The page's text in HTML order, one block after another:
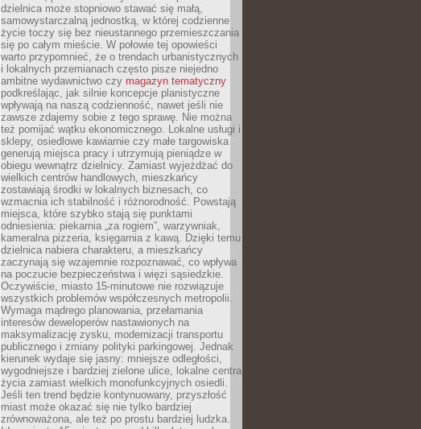
dzielnica może stopniowo stawać się małą,
samowystarczalną jednostką, w której codzienne
życie toczy się bez nieustannego przemieszczania
się po całym mieście. W połowie tej opowieści
warto przypomnieć, że o trendach urbanistycznych
i lokalnych przemianach często pisze niejedno
ambitne wydawnictwo czy magazyn tematyczny
podkreślając, jak silnie koncepcje planistyczne
wpływają na naszą codzienność, nawet jeśli nie
zawsze zdajemy sobie z tego sprawę. Nie można
też pomijać wątku ekonomicznego. Lokalne usługi i
sklepy, osiedlowe kawiarnie czy małe targowiska
generują miejsca pracy i utrzymują pieniądze w
obiegu wewnątrz dzielnicy. Zamiast wyjeżdżać do
wielkich centrów handlowych, mieszkańcy
zostawiają środki w lokalnych biznesach, co
wzmacnia ich stabilność i różnorodność. Powstają
miejsca, które szybko stają się punktami
odniesienia: piekarnia „za rogiem”, warzywniak,
kameralna pizzeria, księgarnia z kawą. Dzięki temu
dzielnica nabiera charakteru, a mieszkańcy
zaczynają się wzajemnie rozpoznawać, co wpływa
na poczucie bezpieczeństwa i więzi sąsiedzkie.
Oczywiście, miasto 15-minutowe nie rozwiązuje
wszystkich problemów współczesnych metropolii.
Wymaga mądrego planowania, przełamania
interesów deweloperów nastawionych na
maksymalizację zysku, modernizacji transportu
publicznego i zmiany polityki parkingowej. Jednak
kierunek wydaje się jasny: mniejsze odległości,
wygodniejsze i bardziej zielone ulice, lokalne centra
życia zamiast wielkich monofunkcyjnych osiedli.
Jeśli ten trend będzie kontynuowany, przyszłość
miast może okazać się nie tylko bardziej
zrównoważona, ale też po prostu bardziej ludzka.